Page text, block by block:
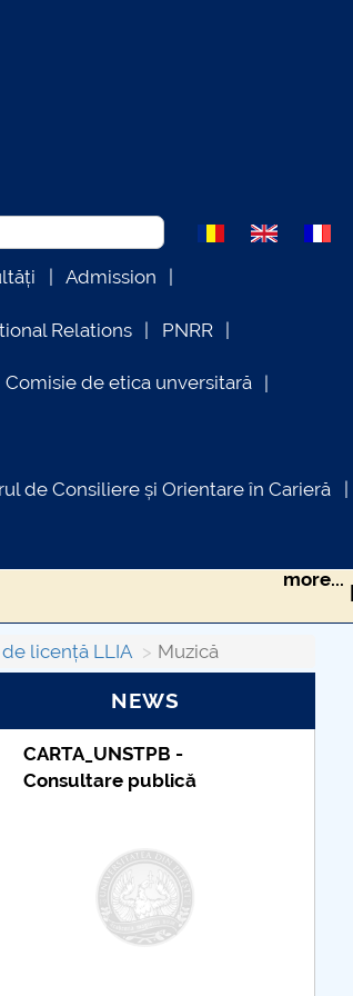
Admission
Relations PNRR
Comisie de etica unversitară
de Consiliere și Orientare în Carieră
(Actorie)
more...
licență LLIA Muzică
NEWS
Taxe de școlarizare
indexate – Centrul